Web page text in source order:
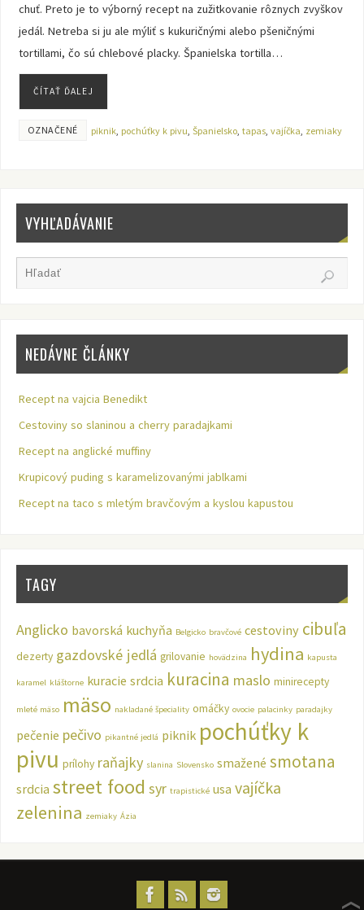
chuť. Preto je to výborný recept na zužitkovanie rôznych zvyškov
jedál. Netreba si ju ale mýliť s kukuričnými alebo pšeničnými
tortillami, čo sú chlebové placky. Španielska tortilla…
ČÍTAŤ ĎALEJ
OZNAČENÉ piknik, pochúťky k pivu, Španielsko, tapas, vajíčka, zemiaky
VYHĽADÁVANIE
NEDÁVNE ČLÁNKY
Recept na vajcia Benedikt
Cestoviny so slaninou a cherry paradajkami
Recept na anglické muffiny
Krupicový puding s karamelizovanými jablkami
Recept na taco s mletým bravčovým a kyslou kapustou
TAGY
Anglicko bavorská kuchyňa Belgicko bravčové cestoviny cibuľa
dezerty gazdovské jedlá grilovanie hovädzina hydina kapusta
karamel kláštorne kuracie srdcia kuracina maslo minirecepty
mleté mäso mäso nakladané špeciality omáčky ovocie palacinky paradajky
pečenie pečivo pikantné jedlá piknik pochúťky k
pivu prílohy raňajky slanina Slovensko smažené smotana
srdcia street food syr trapistické usa vajíčka
zelenina zemiaky Ázia